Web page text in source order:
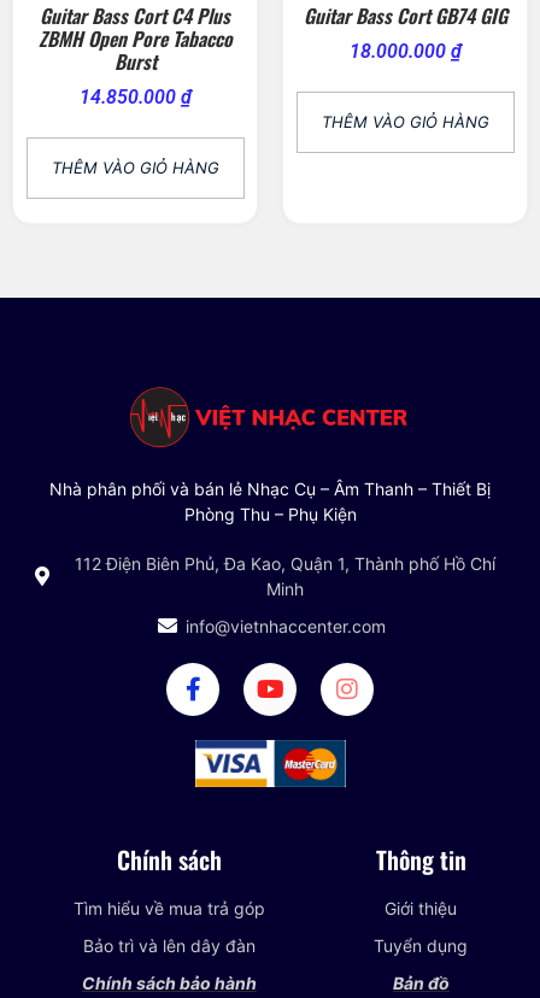
Guitar Bass Cort C4 Plus
ZBMH Open Pore Tabacco
Burst
14.850.000 ₫
THÊM VÀO GIỎ HÀNG
Guitar Bass Cort GB74 GIG
18.000.000 ₫
THÊM VÀO GIỎ HÀNG
Nhà phân phối và bán lẻ Nhạc Cụ – Âm Thanh – Thiết Bị
Phòng Thu – Phụ Kiện
112 Điện Biên Phủ, Đa Kao, Quận 1, Thành phố Hồ Chí
Minh
info@vietnhaccenter.com
Chính sách
Tìm hiểu về mua trả góp
Bảo trì và lên dây đàn
Chính sách bảo hành
Thông tin
Giới thiệu
Tuyển dụng
Bản đồ